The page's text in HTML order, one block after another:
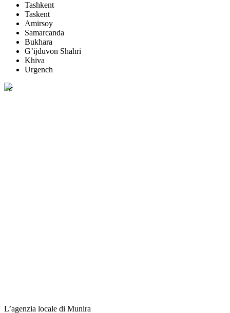
Tashkent
Taskent
Amirsoy
Samarcanda
Bukhara
G’ijduvon Shahri
Khiva
Urgench
L’agenzia locale di Munira